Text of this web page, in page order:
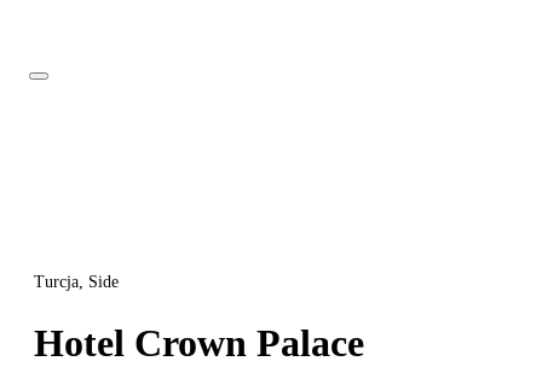
Turcja, Side
Hotel Crown Palace